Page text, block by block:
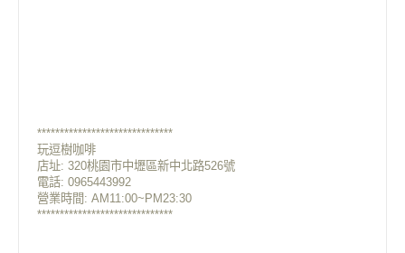
******************************
玩逗樹咖啡
店址: 320桃園市中壢區新中北路526號
電話: 0965443992
營業時間: AM11:00~PM23:30
******************************